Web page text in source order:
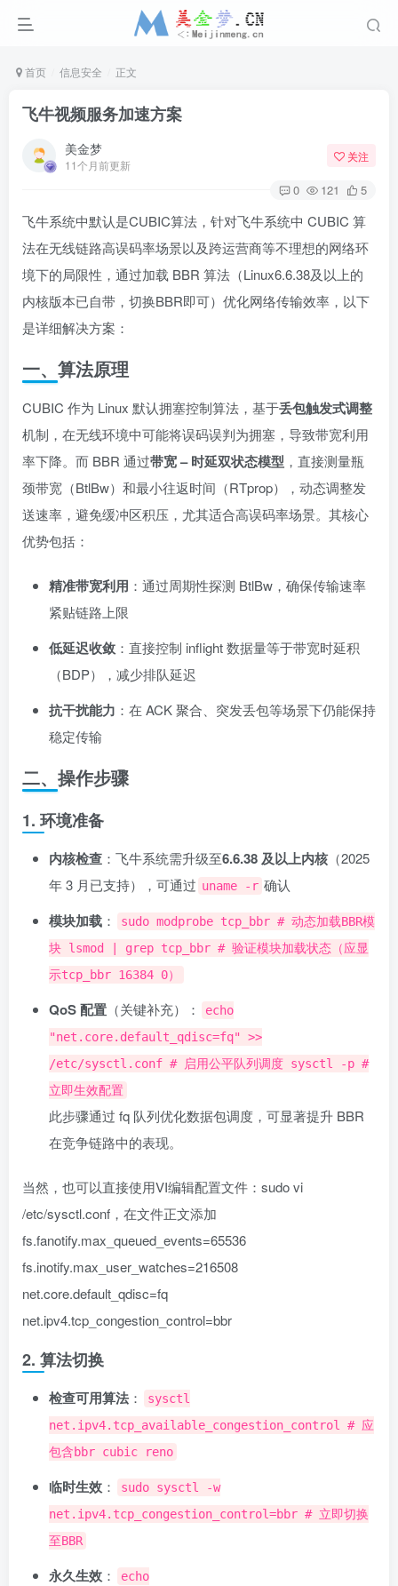
首页 信息安全 正文
飞牛视频服务加速方案
美金梦
11个月前更新
关注
0 121 5
飞牛系统中默认是CUBIC算法，针对飞牛系统中 CUBIC 算
法在无线链路高误码率场景以及跨运营商等不理想的网络环
境下的局限性，通过加载 BBR 算法（Linux6.6.38及以上的
内核版本已自带，切换BBR即可）优化网络传输效率，以下
是详细解决方案：
一、算法原理
CUBIC 作为 Linux 默认拥塞控制算法，基于丢包触发式调整
机制，在无线环境中可能将误码误判为拥塞，导致带宽利用
率下降。而 BBR 通过带宽 – 时延双状态模型 ，直接测量瓶
颈带宽（BtlBw）和最小往返时间（RTprop），动态调整发
送速率，避免缓冲区积压，尤其适合高误码率场景。其核心
优势包括：
精准带宽利用 ：通过周期性探测 BtlBw，确保传输速率
紧贴链路上限
低延迟收敛 ：直接控制 inflight 数据量等于带宽时延积
（BDP），减少排队延迟
抗干扰能力 ：在 ACK 聚合、突发丢包等场景下仍能保持
稳定传输
二、操作步骤
1. 环境准备
内核检查 ：飞牛系统需升级至6.6.38 及以上内核（2025
年 3 月已支持），可通过 uname -r 确认
模块加载 ：
sudo modprobe tcp_bbr # 动态加载BBR模
块 lsmod | grep tcp_bbr # 验证模块加载状态（应显
示tcp_bbr 16384 0）
QoS 配置 （关键补充）：
echo
"net.core.default_qdisc=fq" >>
/etc/sysctl.conf # 启用公平队列调度 sysctl -p #
立即生效配置
此步骤通过 fq 队列优化数据包调度，可显著提升 BBR
在竞争链路中的表现。
当然，也可以直接使用VI编辑配置文件：sudo vi
/etc/sysctl.conf，在文件正文添加
fs.fanotify.max_queued_events=65536
fs.inotify.max_user_watches=216508
net.core.default_qdisc=fq
net.ipv4.tcp_congestion_control=bbr
2. 算法切换
检查可用算法 ：
sysctl
net.ipv4.tcp_available_congestion_control # 应
包含bbr cubic reno
临时生效 ：
sudo sysctl -w
net.ipv4.tcp_congestion_control=bbr # 立即切换
至BBR
永久生效 ：
echo